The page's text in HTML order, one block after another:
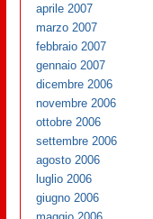
aprile 2007
marzo 2007
febbraio 2007
gennaio 2007
dicembre 2006
novembre 2006
ottobre 2006
settembre 2006
agosto 2006
luglio 2006
giugno 2006